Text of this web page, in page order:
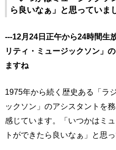
ら良いなぁ」と思っていま
---12月24日正午から24時間生
リティ・ミュージックソン」
ますね
1975年から続く歴史ある「ラ
ックソン」のアシスタントを
感じています。「いつかはミ
トができたら良いなぁ」と思っ